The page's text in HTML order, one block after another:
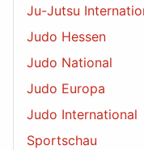
Ju-Jutsu
Judo Hessen
Judo National
Judo Europa
Judo International
Sportschau